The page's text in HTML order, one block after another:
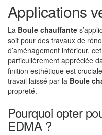
Applications
La Boule chauffante
soit pour des travaux de
d’aménagement intérieur,
particulièrement appréciée
finition esthétique est
travail laissé par la Boule
propreté.
Pourquoi opter
EDMA ?